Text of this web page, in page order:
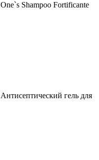
One`s Shampoo Fortificante
Антисептический гель для